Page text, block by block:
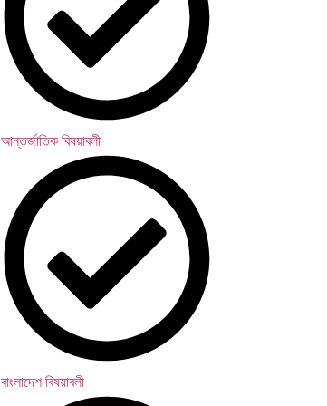
আন্তর্জাতিক বিষয়াবলী
বাংলাদেশ বিষয়াবলী